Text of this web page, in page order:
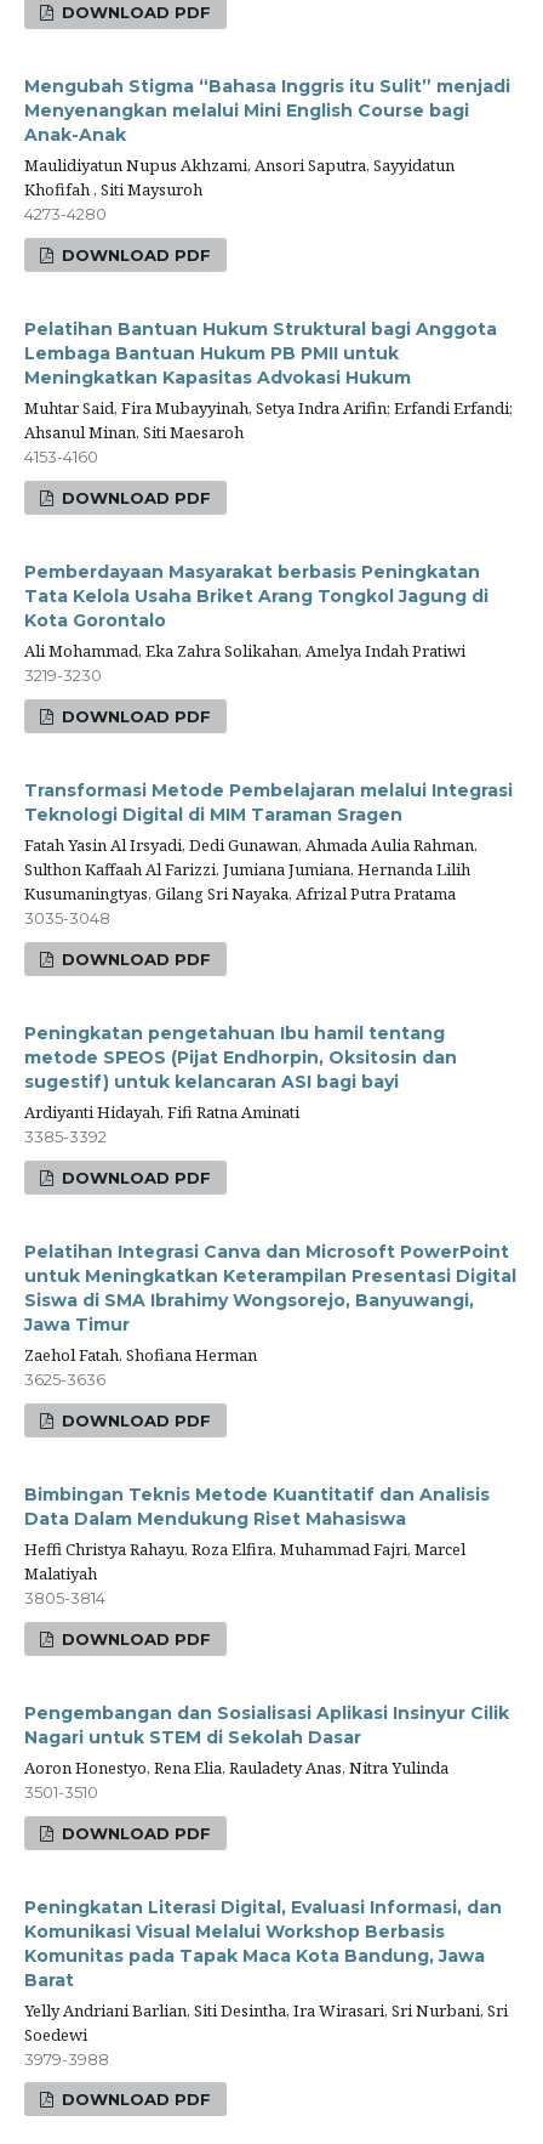
DOWNLOAD PDF
Mengubah Stigma “Bahasa Inggris itu Sulit” menjadi
Menyenangkan melalui Mini English Course bagi
Anak-Anak
Maulidiyatun Nupus Akhzami, Ansori Saputra, Sayyidatun
Khofifah , Siti Maysuroh
4273-4280
DOWNLOAD PDF
Pelatihan Bantuan Hukum Struktural bagi Anggota
Lembaga Bantuan Hukum PB PMII untuk
Meningkatkan Kapasitas Advokasi Hukum
Muhtar Said, Fira Mubayyinah, Setya Indra Arifin; Erfandi Erfandi;
Ahsanul Minan, Siti Maesaroh
4153-4160
DOWNLOAD PDF
Pemberdayaan Masyarakat berbasis Peningkatan
Tata Kelola Usaha Briket Arang Tongkol Jagung di
Kota Gorontalo
Ali Mohammad, Eka Zahra Solikahan, Amelya Indah Pratiwi
3219-3230
DOWNLOAD PDF
Transformasi Metode Pembelajaran melalui Integrasi
Teknologi Digital di MIM Taraman Sragen
Fatah Yasin Al Irsyadi, Dedi Gunawan, Ahmada Aulia Rahman,
Sulthon Kaffaah Al Farizzi, Jumiana Jumiana, Hernanda Lilih
Kusumaningtyas, Gilang Sri Nayaka, Afrizal Putra Pratama
3035-3048
DOWNLOAD PDF
Peningkatan pengetahuan Ibu hamil tentang
metode SPEOS (Pijat Endhorpin, Oksitosin dan
sugestif) untuk kelancaran ASI bagi bayi
Ardiyanti Hidayah, Fifi Ratna Aminati
3385-3392
DOWNLOAD PDF
Pelatihan Integrasi Canva dan Microsoft PowerPoint
untuk Meningkatkan Keterampilan Presentasi Digital
Siswa di SMA Ibrahimy Wongsorejo, Banyuwangi,
Jawa Timur
Zaehol Fatah, Shofiana Herman
3625-3636
DOWNLOAD PDF
Bimbingan Teknis Metode Kuantitatif dan Analisis
Data Dalam Mendukung Riset Mahasiswa
Heffi Christya Rahayu, Roza Elfira, Muhammad Fajri, Marcel
Malatiyah
3805-3814
DOWNLOAD PDF
Pengembangan dan Sosialisasi Aplikasi Insinyur Cilik
Nagari untuk STEM di Sekolah Dasar
Aoron Honestyo, Rena Elia, Rauladety Anas, Nitra Yulinda
3501-3510
DOWNLOAD PDF
Peningkatan Literasi Digital, Evaluasi Informasi, dan
Komunikasi Visual Melalui Workshop Berbasis
Komunitas pada Tapak Maca Kota Bandung, Jawa
Barat
Yelly Andriani Barlian, Siti Desintha, Ira Wirasari, Sri Nurbani, Sri
Soedewi
3979-3988
DOWNLOAD PDF